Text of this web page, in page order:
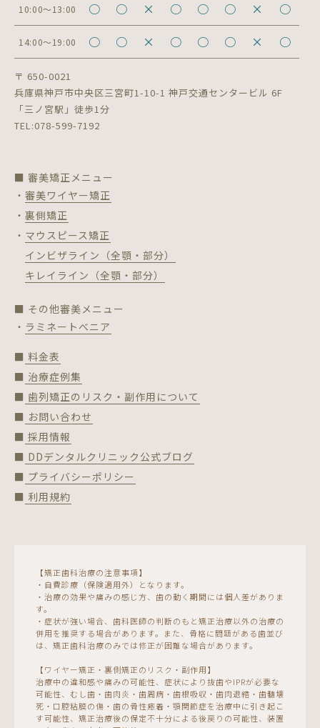
10:00～13:00 ○ ○ × ○ ○ ○ × ○
14:00～19:00 ○ ○ × ○ ○ ○ × ○
〒 650-0021
兵庫県神戸市中央区三宮町1-10-1 神戸交通センタービル 6F
「三ノ宮駅」徒歩1分
TEL:078-599-7192
■ 審美矯正メニュー
・審美ワイヤー矯正
・裏側矯正
・マウスピース矯正
インビザライン（全顎・部分）
キレイライン（全顎・部分）
■ その他審美メニュー
・ラミネートべニア
■ 料金表
■ 治療症例集
■ 歯列矯正のリスク・副作用について
■ お問い合わせ
■ 採用情報
■ DDデンタルクリニック公式ブログ
■ プライバシーポリシー
■ 利用規約
【矯正歯科治療の注意事項】
・自費診療（保険適用外）となります。
・治療の効果や痛みの感じ方、歯の動く期間には個人差がありま
す。
・症状が強い場合、歯科医師の判断のもと矯正治療以外の治療の
併用を推奨する場合があります。また、骨格に問題がある歯並び
は、矯正歯科治療のみでは修正が困難な場合があります。
【ワイヤー矯正・裏側矯正のリスク・副作用】
治療中の違和感や痛みの可能性、症状により抜歯やIPRが必要な
可能性、むし歯・歯肉炎・歯周病・歯根吸収・歯肉退縮・歯髄壊
死・口腔粘膜の傷・歯の骨性癒着・顎関節症を治療中に引き起こ
す可能性、矯正治療後の保定不十分による後戻りの可能性、装置